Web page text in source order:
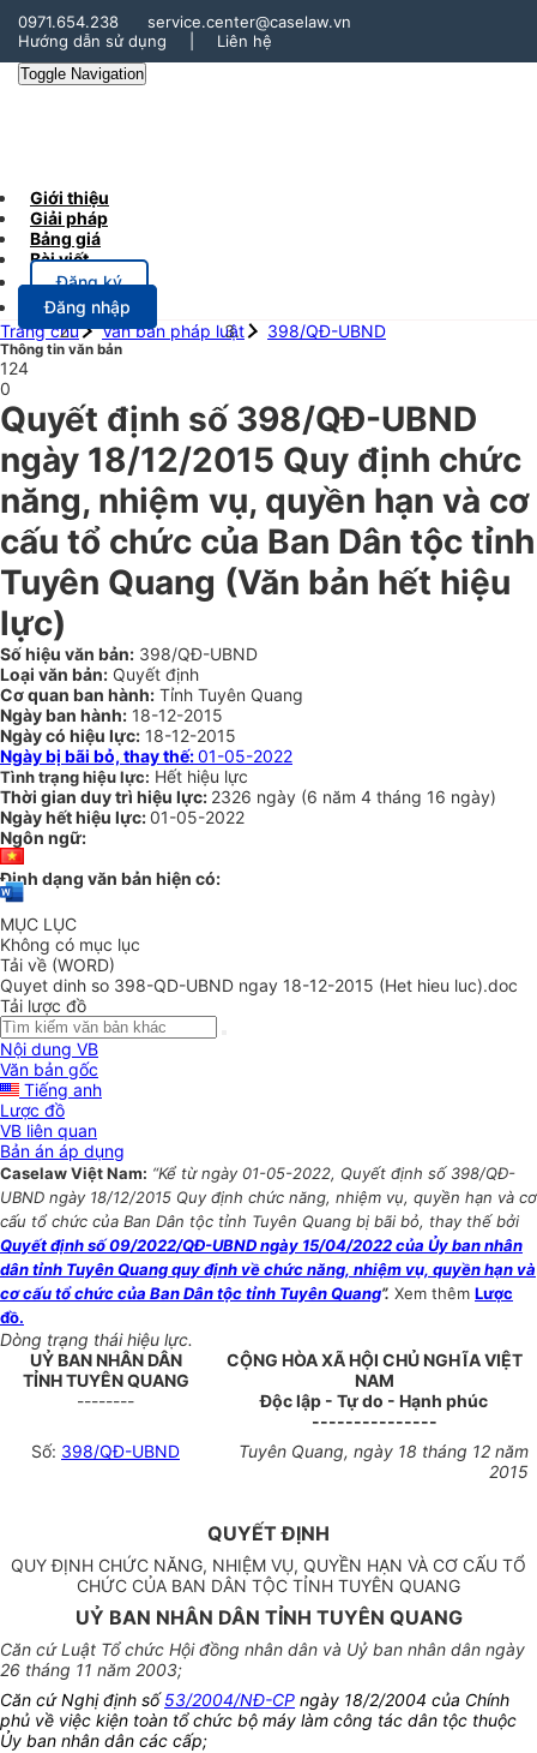
0971.654.238
service.center@caselaw.vn
Hướng dẫn sử dụng
Liên hệ
Toggle Navigation
Giới thiệu
Giải pháp
Bảng giá
Bài viết
Đăng ký
Đăng nhập
Trang chủ
Văn bản pháp luật 398/QĐ-UBND
Thông tin văn bản
124
0
Quyết định số 398/QĐ-UBND
ngày 18/12/2015 Quy định chức
năng, nhiệm vụ, quyền hạn và cơ
cấu tổ chức của Ban Dân tộc tỉnh
Tuyên Quang (Văn bản hết hiệu
lực)
Số hiệu văn bản: 398/QĐ-UBND
Loại văn bản: Quyết định
Cơ quan ban hành: Tỉnh Tuyên Quang
Ngày ban hành: 18-12-2015
Ngày có hiệu lực: 18-12-2015
Ngày bị bãi bỏ, thay thế:01-05-2022
Tình trạng hiệu lực: Hết hiệu lực
Thời gian duy trì hiệu lực: 2326 ngày (6 năm 4 tháng 16 ngày)
Ngày hết hiệu lực:01-05-2022
Ngôn ngữ:
Định dạng văn bản hiện có:
MỤC LỤC
Không có mục lục
Tải về (WORD)
Quyet dinh so 398-QD-UBND ngay 18-12-2015 (Het hieu luc).doc
Tải lược đồ
Nội dung VB
Văn bản gốc
Tiếng anh
Lược đồ
VB liên quan
Bản án áp dụng
Caselaw Việt Nam: “Kể từ ngày 01-05-2022, Quyết định số 398/QĐ-
UBND ngày 18/12/2015 Quy định chức năng, nhiệm vụ, quyền hạn và cơ
cấu tổ chức của Ban Dân tộc tỉnh Tuyên Quang bị bãi bỏ, thay thế bởi
Quyết định số 09/2022/QĐ-UBND ngày 15/04/2022 của Ủy ban nhân
dân tỉnh Tuyên Quang quy định về chức năng, nhiệm vụ, quyền hạn và
cơ cấu tổ chức của Ban Dân tộc tỉnh Tuyên Quang”. Xem thêm Lược
đồ.
Dòng trạng thái hiệu lực.
UỶ BAN NHÂN DÂN
TỈNH TUYÊN QUANG
--------
CỘNG HÒA XÃ HỘI CHỦ NGHĨA VIỆT
NAM
Độc lập - Tự do - Hạnh phúc
---------------
Số: 398/QĐ-UBND
Tuyên Quang, ngày 18 tháng 12 năm
2015
QUYẾT ĐỊNH
QUY ĐỊNH CHỨC NĂNG, NHIỆM VỤ, QUYỀN HẠN VÀ CƠ CẤU TỔ
CHỨC CỦA BAN DÂN TỘC TỈNH TUYÊN QUANG
UỶ BAN NHÂN DÂN TỈNH TUYÊN QUANG
Căn cứ Luật Tổ chức Hội đồng nhân dân và Uỷ ban nhân dân ngày
26 tháng 11 năm 2003;
Căn cứ Nghị định số53/2004/NĐ-CP ngày 18/2/2004 của Chính
phủ về việc kiện toàn tổ chức bộ máy làm công tác dân tộc thuộc
Ủy ban nhân dân các cấp;